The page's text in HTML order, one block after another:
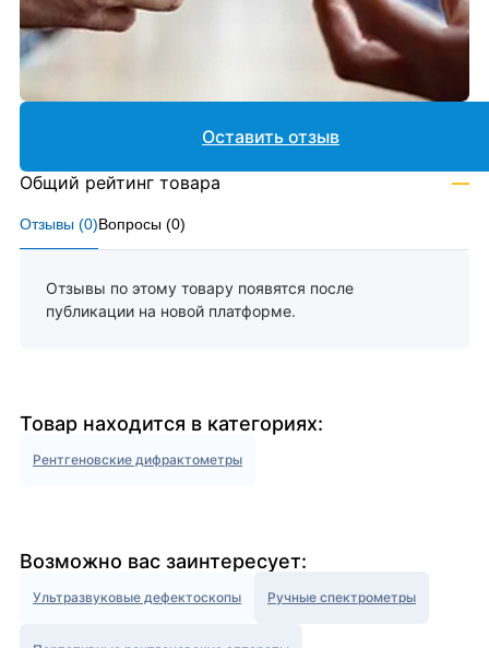
Отзывы (0)Вопросы (0)
Отзывы по этому товару появятся после
публикации на новой платформе.
Оставить отзыв
Общий рейтинг товара —
Товар находится в категориях:
Рентгеновские дифрактометры
Возможно вас заинтересует:
Ультразвуковые дефектоскопы Ручные спектрометры